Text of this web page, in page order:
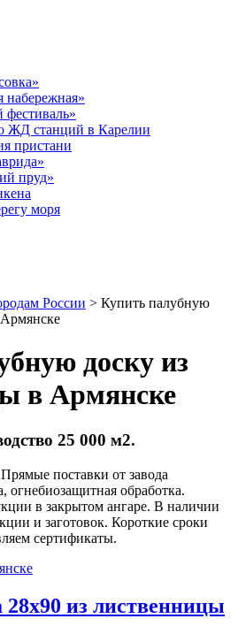
ЖД станций в Карелии
пристани
пруд»
моря
России > Купить палубную
доску из
в Армянске
25 000 м2.
поставки от завода
огнебиозащитная обработка.
в закрытом ангаре. В наличии
и заготовок. Короткие сроки
сертификаты.
28х90 из лиственницы